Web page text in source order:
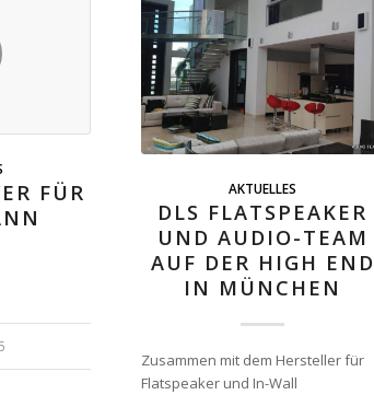
FÜR
AKTUELLES
DLS FLATSPEAKER
UND AUDIO-TEAM
AUF DER HIGH END
IN MÜNCHEN
Zusammen mit dem Hersteller für
Flatspeaker und In-Wall